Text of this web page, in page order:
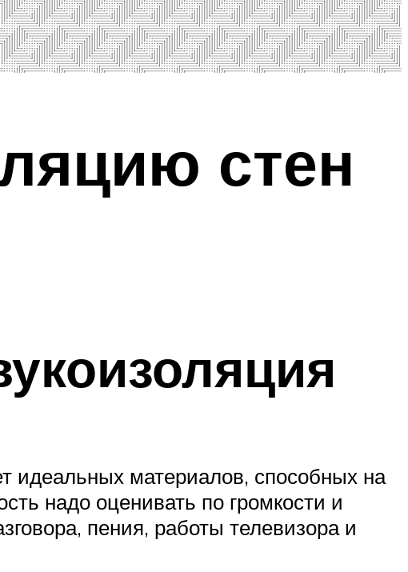
стен
идеальных материалов, способных на
надо оценивать по громкости и
пения, работы телевизора и